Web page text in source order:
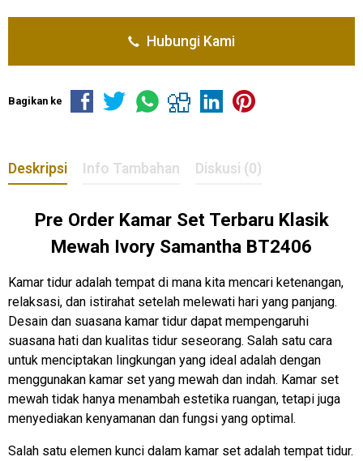
Hubungi Kami
Bagikan ke
Deskripsi Info Tambahan Diskusi (0)
Pre Order Kamar Set TerbaruKlasik
Mewah Ivory Samantha BT2406
Kamar tidur adalah tempat di mana kita mencari ketenangan,
relaksasi, dan istirahat setelah melewati hari yang panjang.
Desain dan suasana kamar tidur dapat mempengaruhi
suasana hati dan kualitas tidur seseorang. Salah satu cara
untuk menciptakan lingkungan yang ideal adalah dengan
menggunakan kamar set yang mewah dan indah. Kamar set
mewah tidak hanya menambah estetika ruangan, tetapi juga
menyediakan kenyamanan dan fungsi yang optimal.
Salah satu elemen kunci dalam kamar set adalah tempat tidur.